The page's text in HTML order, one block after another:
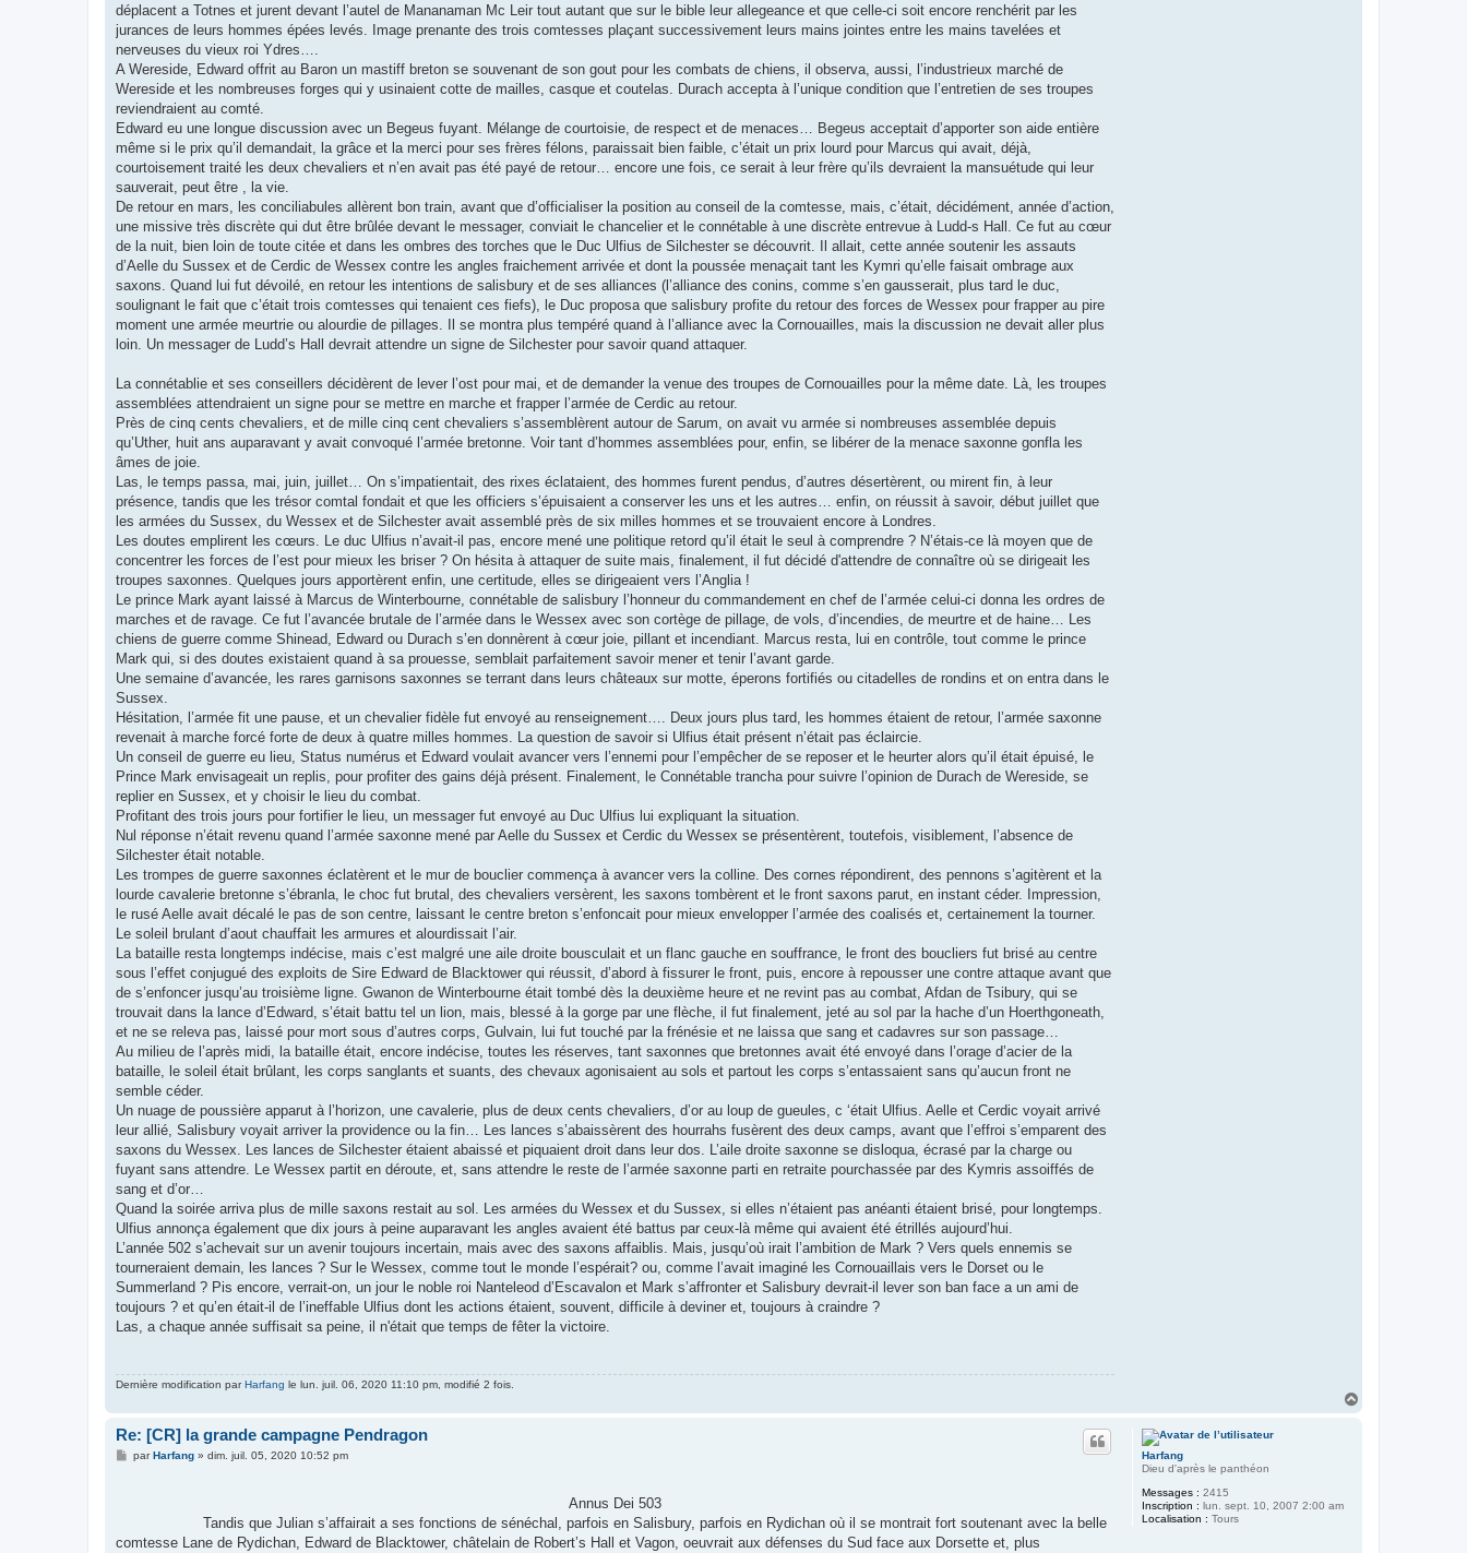
déplacent a Totnes et jurent devant l’autel de Mananaman Mc Leir tout autant que sur le bible leur allegeance et que celle-ci soit encore renchérit par les
jurances de leurs hommes épées levés. Image prenante des trois comtesses plaçant successivement leurs mains jointes entre les mains tavelées et
nerveuses du vieux roi Ydres….
A Wereside, Edward offrit au Baron un mastiff breton se souvenant de son gout pour les combats de chiens, il observa, aussi, l’industrieux marché de
Wereside et les nombreuses forges qui y usinaient cotte de mailles, casque et coutelas. Durach accepta à l’unique condition que l’entretien de ses troupes
reviendraient au comté.
Edward eu une longue discussion avec un Begeus fuyant. Mélange de courtoisie, de respect et de menaces… Begeus acceptait d’apporter son aide entière
même si le prix qu’il demandait, la grâce et la merci pour ses frères félons, paraissait bien faible, c’était un prix lourd pour Marcus qui avait, déjà,
courtoisement traité les deux chevaliers et n’en avait pas été payé de retour… encore une fois, ce serait à leur frère qu’ils devraient la mansuétude qui leur
sauverait, peut être , la vie.
De retour en mars, les conciliabules allèrent bon train, avant que d’officialiser la position au conseil de la comtesse, mais, c’était, décidément, année d’action,
une missive très discrète qui dut être brûlée devant le messager, conviait le chancelier et le connétable à une discrète entrevue à Ludd-s Hall. Ce fut au cœur
de la nuit, bien loin de toute citée et dans les ombres des torches que le Duc Ulfius de Silchester se découvrit. Il allait, cette année soutenir les assauts
d’Aelle du Sussex et de Cerdic de Wessex contre les angles fraichement arrivée et dont la poussée menaçait tant les Kymri qu’elle faisait ombrage aux
saxons. Quand lui fut dévoilé, en retour les intentions de salisbury et de ses alliances (l’alliance des conins, comme s’en gausserait, plus tard le duc,
soulignant le fait que c’était trois comtesses qui tenaient ces fiefs), le Duc proposa que salisbury profite du retour des forces de Wessex pour frapper au pire
moment une armée meurtrie ou alourdie de pillages. Il se montra plus tempéré quand à l’alliance avec la Cornouailles, mais la discussion ne devait aller plus
loin. Un messager de Ludd’s Hall devrait attendre un signe de Silchester pour savoir quand attaquer.
La connétablie et ses conseillers décidèrent de lever l’ost pour mai, et de demander la venue des troupes de Cornouailles pour la même date. Là, les troupes
assemblées attendraient un signe pour se mettre en marche et frapper l’armée de Cerdic au retour.
Près de cinq cents chevaliers, et de mille cinq cent chevaliers s’assemblèrent autour de Sarum, on avait vu armée si nombreuses assemblée depuis
qu’Uther, huit ans auparavant y avait convoqué l’armée bretonne. Voir tant d’hommes assemblées pour, enfin, se libérer de la menace saxonne gonfla les
âmes de joie.
Las, le temps passa, mai, juin, juillet… On s’impatientait, des rixes éclataient, des hommes furent pendus, d’autres désertèrent, ou mirent fin, à leur
présence, tandis que les trésor comtal fondait et que les officiers s’épuisaient a conserver les uns et les autres… enfin, on réussit à savoir, début juillet que
les armées du Sussex, du Wessex et de Silchester avait assemblé près de six milles hommes et se trouvaient encore à Londres.
Les doutes emplirent les cœurs. Le duc Ulfius n’avait-il pas, encore mené une politique retord qu’il était le seul à comprendre ? N’étais-ce là moyen que de
concentrer les forces de l’est pour mieux les briser ? On hésita à attaquer de suite mais, finalement, il fut décidé d'attendre de connaître où se dirigeait les
troupes saxonnes. Quelques jours apportèrent enfin, une certitude, elles se dirigeaient vers l’Anglia !
Le prince Mark ayant laissé à Marcus de Winterbourne, connétable de salisbury l’honneur du commandement en chef de l’armée celui-ci donna les ordres de
marches et de ravage. Ce fut l’avancée brutale de l’armée dans le Wessex avec son cortège de pillage, de vols, d’incendies, de meurtre et de haine… Les
chiens de guerre comme Shinead, Edward ou Durach s’en donnèrent à cœur joie, pillant et incendiant. Marcus resta, lui en contrôle, tout comme le prince
Mark qui, si des doutes existaient quand à sa prouesse, semblait parfaitement savoir mener et tenir l’avant garde.
Une semaine d’avancée, les rares garnisons saxonnes se terrant dans leurs châteaux sur motte, éperons fortifiés ou citadelles de rondins et on entra dans le
Sussex.
Hésitation, l’armée fit une pause, et un chevalier fidèle fut envoyé au renseignement…. Deux jours plus tard, les hommes étaient de retour, l’armée saxonne
revenait à marche forcé forte de deux à quatre milles hommes. La question de savoir si Ulfius était présent n’était pas éclaircie.
Un conseil de guerre eu lieu, Status numérus et Edward voulait avancer vers l’ennemi pour l’empêcher de se reposer et le heurter alors qu’il était épuisé, le
Prince Mark envisageait un replis, pour profiter des gains déjà présent. Finalement, le Connétable trancha pour suivre l’opinion de Durach de Wereside, se
replier en Sussex, et y choisir le lieu du combat.
Profitant des trois jours pour fortifier le lieu, un messager fut envoyé au Duc Ulfius lui expliquant la situation.
Nul réponse n’était revenu quand l’armée saxonne mené par Aelle du Sussex et Cerdic du Wessex se présentèrent, toutefois, visiblement, l’absence de
Silchester était notable.
Les trompes de guerre saxonnes éclatèrent et le mur de bouclier commença à avancer vers la colline. Des cornes répondirent, des pennons s’agitèrent et la
lourde cavalerie bretonne s’ébranla, le choc fut brutal, des chevaliers versèrent, les saxons tombèrent et le front saxons parut, en instant céder. Impression,
le rusé Aelle avait décalé le pas de son centre, laissant le centre breton s’enfoncait pour mieux envelopper l’armée des coalisés et, certainement la tourner.
Le soleil brulant d’aout chauffait les armures et alourdissait l’air.
La bataille resta longtemps indécise, mais c’est malgré une aile droite bousculait et un flanc gauche en souffrance, le front des boucliers fut brisé au centre
sous l’effet conjugué des exploits de Sire Edward de Blacktower qui réussit, d’abord à fissurer le front, puis, encore à repousser une contre attaque avant que
de s’enfoncer jusqu’au troisième ligne. Gwanon de Winterbourne était tombé dès la deuxième heure et ne revint pas au combat, Afdan de Tsibury, qui se
trouvait dans la lance d’Edward, s’était battu tel un lion, mais, blessé à la gorge par une flèche, il fut finalement, jeté au sol par la hache d’un Hoerthgoneath,
et ne se releva pas, laissé pour mort sous d’autres corps, Gulvain, lui fut touché par la frénésie et ne laissa que sang et cadavres sur son passage…
Au milieu de l’après midi, la bataille était, encore indécise, toutes les réserves, tant saxonnes que bretonnes avait été envoyé dans l’orage d’acier de la
bataille, le soleil était brûlant, les corps sanglants et suants, des chevaux agonisaient au sols et partout les corps s’entassaient sans qu’aucun front ne
semble céder.
Un nuage de poussière apparut à l’horizon, une cavalerie, plus de deux cents chevaliers, d’or au loup de gueules, c ‘était Ulfius. Aelle et Cerdic voyait arrivé
leur allié, Salisbury voyait arriver la providence ou la fin… Les lances s’abaissèrent des hourrahs fusèrent des deux camps, avant que l’effroi s’emparent des
saxons du Wessex. Les lances de Silchester étaient abaissé et piquaient droit dans leur dos. L’aile droite saxonne se disloqua, écrasé par la charge ou
fuyant sans attendre. Le Wessex partit en déroute, et, sans attendre le reste de l’armée saxonne parti en retraite pourchassée par des Kymris assoiffés de
sang et d’or…
Quand la soirée arriva plus de mille saxons restait au sol. Les armées du Wessex et du Sussex, si elles n’étaient pas anéanti étaient brisé, pour longtemps.
Ulfius annonça également que dix jours à peine auparavant les angles avaient été battus par ceux-là même qui avaient été étrillés aujourd’hui.
L’année 502 s’achevait sur un avenir toujours incertain, mais avec des saxons affaiblis. Mais, jusqu’où irait l’ambition de Mark ? Vers quels ennemis se
tourneraient demain, les lances ? Sur le Wessex, comme tout le monde l’espérait? ou, comme l’avait imaginé les Cornouaillais vers le Dorset ou le
Summerland ? Pis encore, verrait-on, un jour le noble roi Nanteleod d’Escavalon et Mark s’affronter et Salisbury devrait-il lever son ban face a un ami de
toujours ? et qu’en était-il de l’ineffable Ulfius dont les actions étaient, souvent, difficile à deviner et, toujours à craindre ?
Las, a chaque année suffisait sa peine, il n'était que temps de fêter la victoire.
Dernière modification parHarfang le lun. juil. 06, 2020 11:10 pm, modifié 2 fois.
Harfang
Dieu d'après le panthéon
Messages : 2415
Inscription : lun. sept. 10, 2007 2:00 am
Localisation : Tours
Re: [CR] la grande campagne Pendragon
MparHarfang» dim. juil. 05, 2020 10:52 pm
Annus Dei 503
Tandis que Julian s’affairait a ses fonctions de sénéchal, parfois en Salisbury, parfois en Rydichan où il se montrait fort soutenant avec la belle
comtesse Lane de Rydichan, Edward de Blacktower, châtelain de Robert’s Hall et Vagon, oeuvrait aux défenses du Sud face aux Dorsette et, plus